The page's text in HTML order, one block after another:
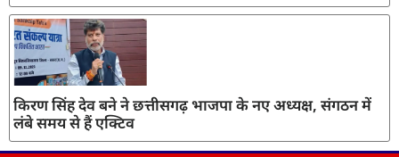
किरण सिंह देव बने ने छत्तीसगढ़ भाजपा के नए अध्यक्ष, संगठन में
लंबे समय से हैं एक्टिव